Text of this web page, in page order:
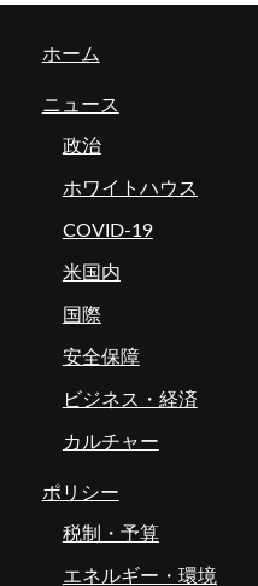
ホーム
ニュース
政治
ホワイトハウス
COVID-19
米国内
国際
安全保障
ビジネス・経済
カルチャー
ポリシー
税制・予算
エネルギー・環境